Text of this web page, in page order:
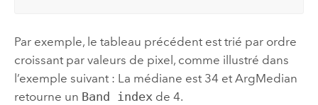
Par exemple, le tableau précédent est trié par ordre
croissant par valeurs de pixel, comme illustré dans
l’exemple suivant : La médiane est 34 et ArgMedian
retourne un Band indexde 4.